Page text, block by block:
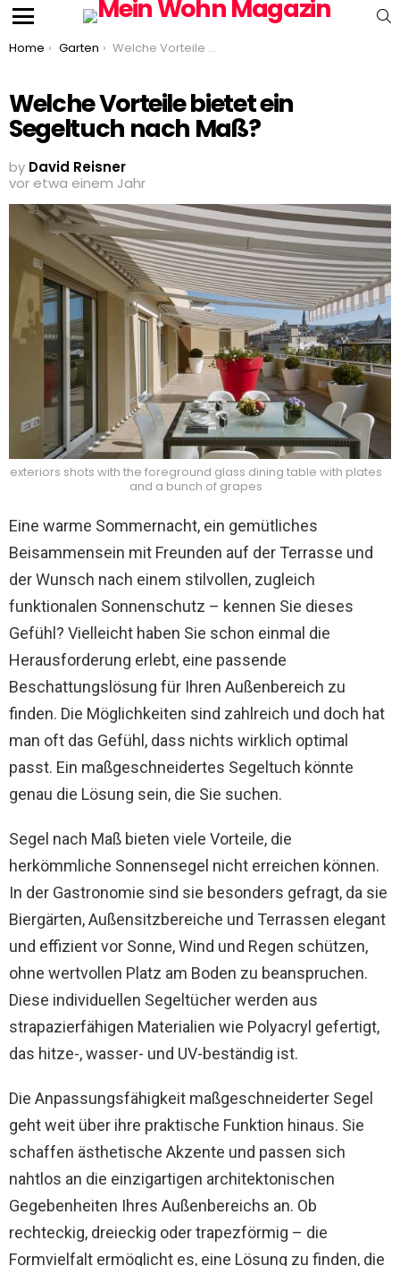
You are here:
Home Garten Welche Vorteile bietet ein Segeltuch nach Maß?
Welche Vorteile bietet ein
Segeltuch nach Maß?
by David Reisner
vor etwa einem Jahr
exteriors shots with the foreground glass dining table with plates
and a bunch of grapes
Eine warme Sommernacht, ein gemütliches
Beisammensein mit Freunden auf der Terrasse und
der Wunsch nach einem stilvollen, zugleich
funktionalen Sonnenschutz – kennen Sie dieses
Gefühl? Vielleicht haben Sie schon einmal die
Herausforderung erlebt, eine passende
Beschattungslösung für Ihren Außenbereich zu
finden. Die Möglichkeiten sind zahlreich und doch hat
man oft das Gefühl, dass nichts wirklich optimal
passt. Ein maßgeschneidertes Segeltuch könnte
genau die Lösung sein, die Sie suchen.
Segel nach Maß bieten viele Vorteile, die
herkömmliche Sonnensegel nicht erreichen können.
In der Gastronomie sind sie besonders gefragt, da sie
Biergärten, Außensitzbereiche und Terrassen elegant
und effizient vor Sonne, Wind und Regen schützen,
ohne wertvollen Platz am Boden zu beanspruchen.
Diese individuellen Segeltücher werden aus
strapazierfähigen Materialien wie Polyacryl gefertigt,
das hitze-, wasser- und UV-beständig ist.
Die Anpassungsfähigkeit maßgeschneiderter Segel
geht weit über ihre praktische Funktion hinaus. Sie
schaffen ästhetische Akzente und passen sich
nahtlos an die einzigartigen architektonischen
Gegebenheiten Ihres Außenbereichs an. Ob
rechteckig, dreieckig oder trapezförmig – die
Formvielfalt ermöglicht es, eine Lösung zu finden, die